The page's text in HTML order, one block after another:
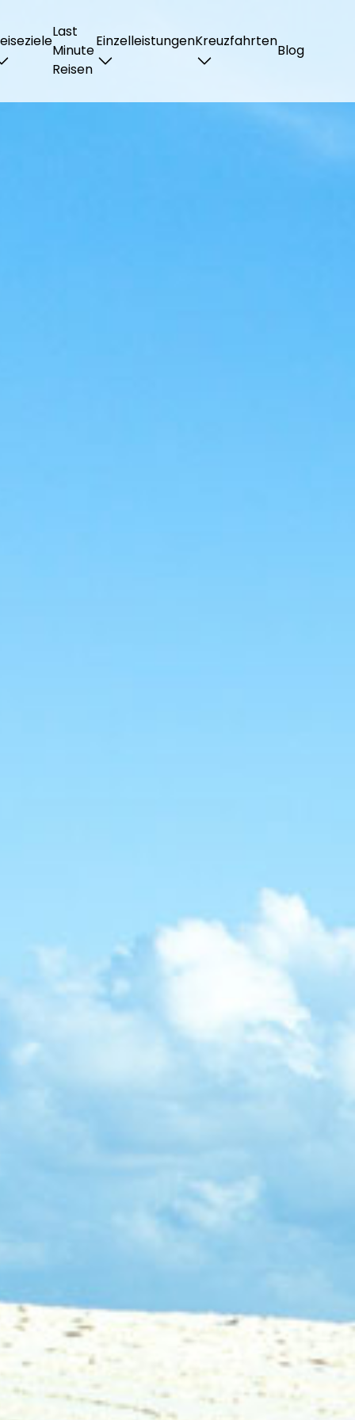
Last
Minute
Reisen
EinzelleistungenKreuzfahrten
Blog